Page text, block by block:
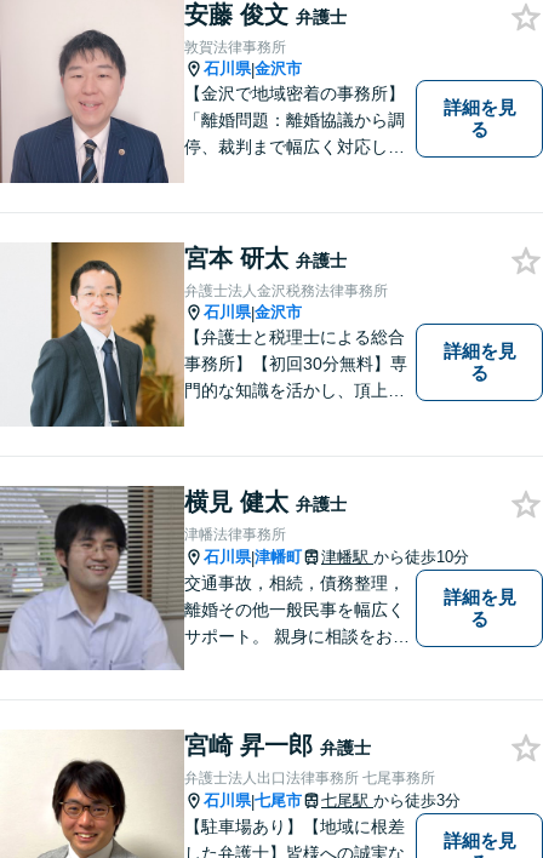
軽にご相談ください。土日祝
も対応可能です。【法テラス
可】
安藤 俊文 弁護士
敦賀法律事務所
石川県|金沢市
【金沢で地域密着の事務所】
「離婚問題：離婚協議から調
停、裁判まで幅広く対応し、
弁護士が介入することで賠償
金の大幅な増額が実現できる
ケースあり」【休日・夜間相
談可】
詳細を見
る
宮本 研太 弁護士
弁護士法人金沢税務法律事務所
石川県|金沢市
【弁護士と税理士による総合
事務所】【初回30分無料】専
門的な知識を活かし、頂上＝
ジあります。
詳細を見
る
横見 健太 弁護士
津幡法律事務所
石川県|津幡町 津幡駅 から徒歩10分
交通事故，相続，債務整理，
離婚その他一般民事を幅広く
サポート。 親身に相談をお聞
詳細を見
る
宮崎 昇一郎 弁護士
弁護士法人出口法律事務所 七尾事務所
石川県|七尾市 七尾駅 から徒歩3分
【駐車場あり】【地域に根差
した弁護士】皆様への誠実な
詳細を見